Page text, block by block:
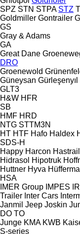
SPZ STN STPA STZ
Goldmiller Gontrailer
GS
Gray & Adams
GA
Great Dane
DRO
Groenewold
Güneysan Gürleşenyıl
GLT3
H&W HFR
SB
HMF HRD
NTG STTM3N
HT HTF Hafo Haldex
SDS-H
Happy Harcon
Hidrasol Hipotruk
Huttner Hyva
HSA
IMER Group IMPES
Trailer Inter Cars
Janmil Jeep Joskin
DO TO
Junge KMA KWB
S-series